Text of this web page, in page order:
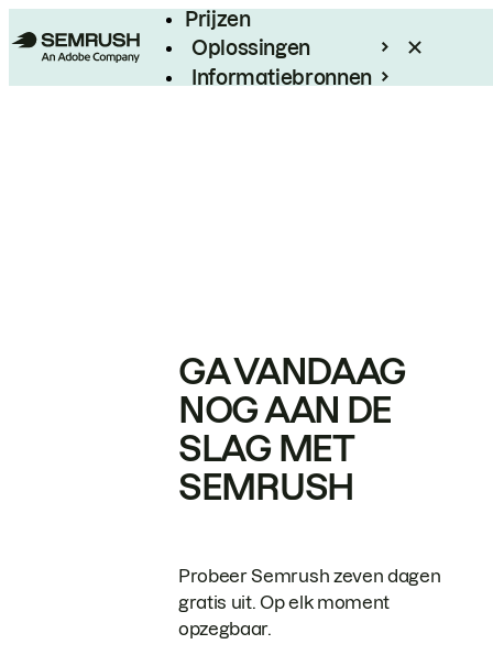
Prijzen
Oplossingen
Informatiebronnen
GA VANDAAG
NOG AAN DE
SLAG MET
SEMRUSH
Probeer Semrush zeven dagen
gratis uit. Op elk moment
opzegbaar.